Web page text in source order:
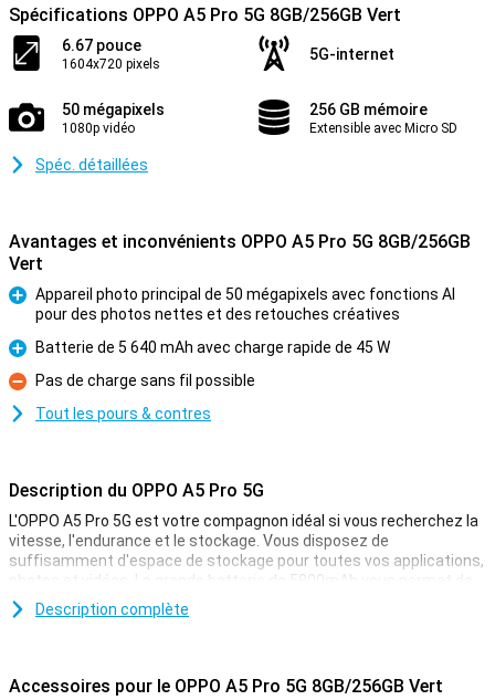
Spécifications OPPO A5 Pro 5G 8GB/256GB Vert
6.67 pouce
1604x720 pixels
5G-internet
50 mégapixels
1080p vidéo
256 GB mémoire
Extensible avec Micro SD
Spéc. détaillées
Avantages et inconvénients OPPO A5 Pro 5G 8GB/256GB
Vert
Pour
Appareil photo principal de 50 mégapixels avec fonctions AI
pour des photos nettes et des retouches créatives
Pour
Batterie de 5 640 mAh avec charge rapide de 45 W
Contre
Pas de charge sans fil possible
Tout les pours & contres
Description du OPPO A5 Pro 5G
L'OPPO A5 Pro 5G est votre compagnon idéal si vous recherchez la
vitesse, l'endurance et le stockage. Vous disposez de
suffisamment d'espace de stockage pour toutes vos applications,
photos et vidéos. La grande batterie de 5800mAh vous permet de
tenir toute la journée sans avoir à recharger entre temps. Ajoutez à
cela l'écran LCD lumineux de 6,67 pouces et l'appareil photo de 50
Description complète
Accessoires pour le OPPO A5 Pro 5G 8GB/256GB Vert